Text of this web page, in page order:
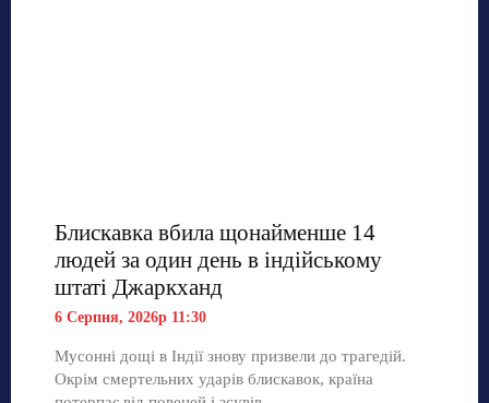
Блискавка вбила щонайменше 14
людей за один день в індійському
штаті Джаркханд
6 Серпня, 2026р 11:30
Мусонні дощі в Індії знову призвели до трагедій.
Окрім смертельних ударів блискавок, країна